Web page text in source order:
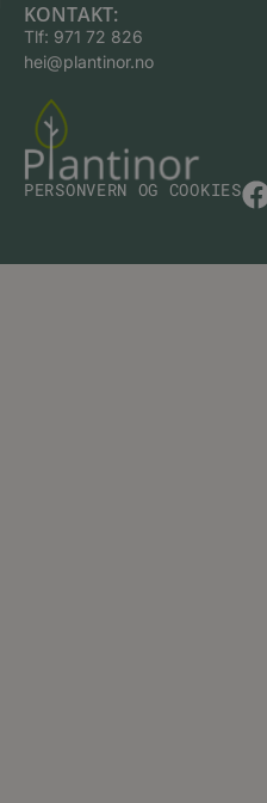
KONTAKT:
Tlf: 971 72 826
hei@plantinor.no
PERSONVERN OG COOKIES